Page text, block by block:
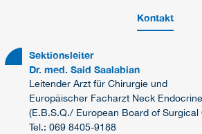
Kontakt
Sektionsleiter
Dr. med. Said Saalabian
Leitender Arzt für Chirurgie und
Europäischer Facharzt Neck
(E.B.S.Q./ European Board of Surgical
Tel.: 069 8405-9188